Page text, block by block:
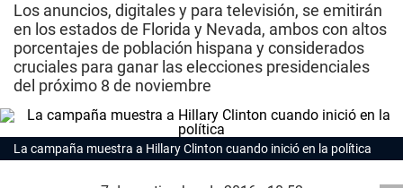
Los anuncios, digitales y para televisión, se emitirán
en los estados de Florida y Nevada, ambos con altos
porcentajes de población hispana y considerados
cruciales para ganar las elecciones presidenciales
del próximo 8 de noviembre
La campaña muestra a Hillary Clinton cuando inició en la política